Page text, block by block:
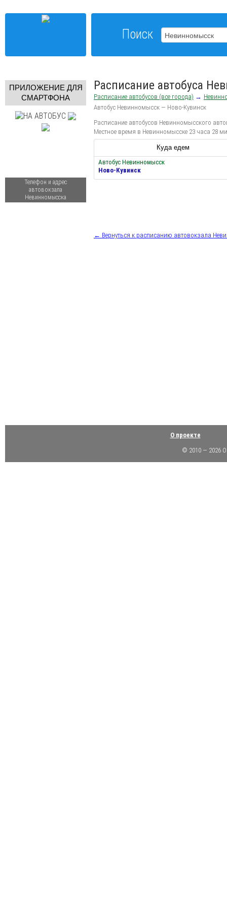
Поиск
ПРИЛОЖЕНИЕ ДЛЯ
СМАРТФОНА
Телефон и адрес
автовокзала
Невинномысска
Расписание автобуса
Расписание автобусов (все города) →
Автобус Невинномысск — Ново-Кувинск
Расписание автобусов Невинномысского
Местное время в Невинномысске 23 часа 28
Куда едем
Автобус Невинномысск
Ново-Кувинск
← Вернуться к расписанию автовокзала
О проекте
© 2010 — 2026